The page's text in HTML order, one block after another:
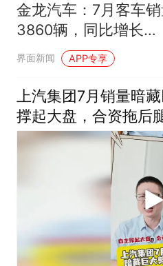
金龙汽车：7月客车
3860辆，同比增长
13.46%
界面新闻 APP专享
上汽集团7月销量暗
撑起大盘，合资拖后